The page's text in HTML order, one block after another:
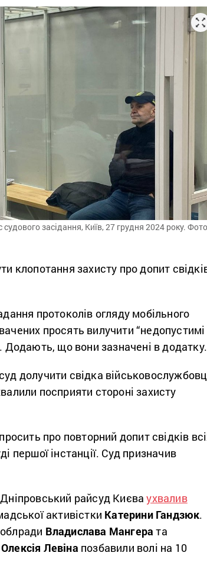
засідання, Київ, 27 грудня 2024 року.
клопотання захисту про допит
протоколів огляду мобільного
просять вилучити “недопустимі
Додають, що вони зазначені в додатку.
долучити свідка
посприяти стороні захисту
про повторний допит свідків
першої інстанції. Суд призначив
райсуд Києваухвалив
активістки Катерини Гандзюк.
Владислава Мангерата
Олексія Левіна позбавили волі на 10